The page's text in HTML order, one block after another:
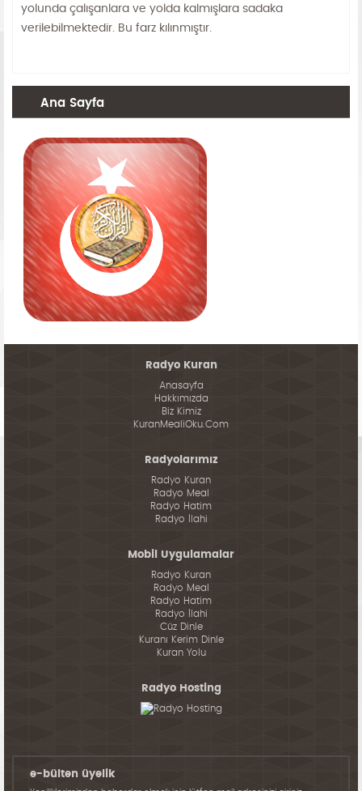
yolunda çalışanlara ve yolda kalmışlara sadaka
verilebilmektedir. Bu farz kılınmıştır.
Ana Sayfa
Radyo Kuran
Anasayfa
Hakkımızda
Biz Kimiz
KuranMealiOku.Com
Radyolarımız
Radyo Kuran
Radyo Meal
Radyo Hatim
Radyo İlahi
Mobil Uygulamalar
Radyo Kuran
Radyo Meal
Radyo Hatim
Radyo İlahi
Cüz Dinle
Kuranı Kerim Dinle
Kuran Yolu
Radyo Hosting
e-bülten üyelik